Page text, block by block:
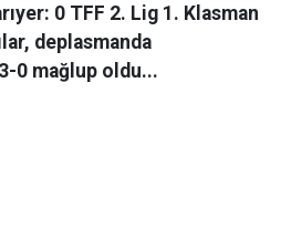
0 TFF 2. Lig 1. Klasman
deplasmanda
0 mağlup oldu...